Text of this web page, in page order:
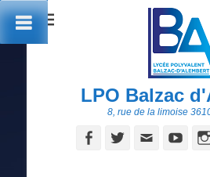
LPO Balzac
8, rue de la limoise
FacebookTwitterAdresse